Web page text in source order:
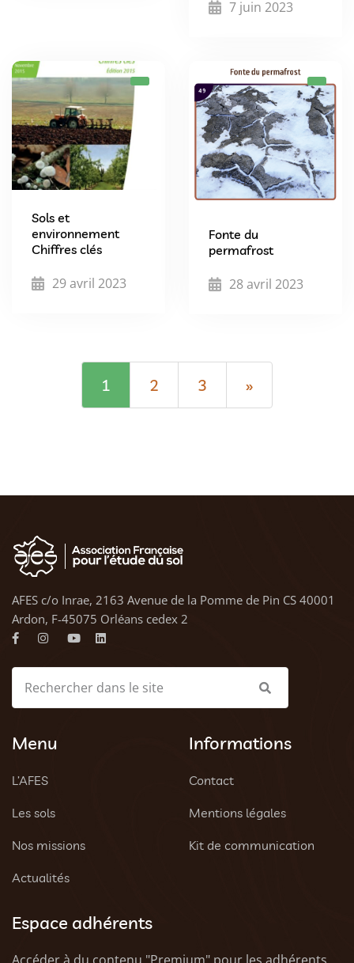
7 juin 2023
Sols et
environnement
Chiffres clés
29 avril 2023
Fonte du
permafrost
28 avril 2023
1 2 3 »
AFES c/o Inrae, 2163 Avenue de la Pomme de Pin CS 40001
Ardon, F-45075 Orléans cedex 2
Menu
L’AFES
Les sols
Nos missions
Actualités
Informations
Contact
Mentions légales
Kit de communication
Espace adhérents